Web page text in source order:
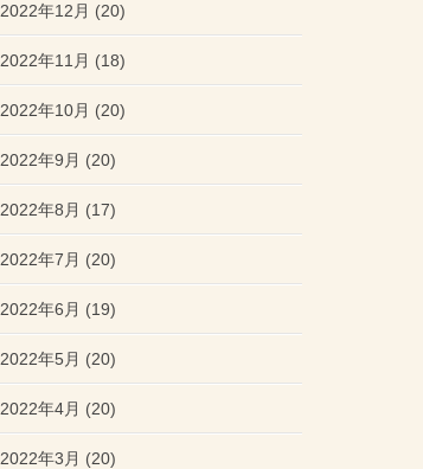
2022年12月 (20)
2022年11月 (18)
2022年10月 (20)
2022年9月 (20)
2022年8月 (17)
2022年7月 (20)
2022年6月 (19)
2022年5月 (20)
2022年4月 (20)
2022年3月 (20)